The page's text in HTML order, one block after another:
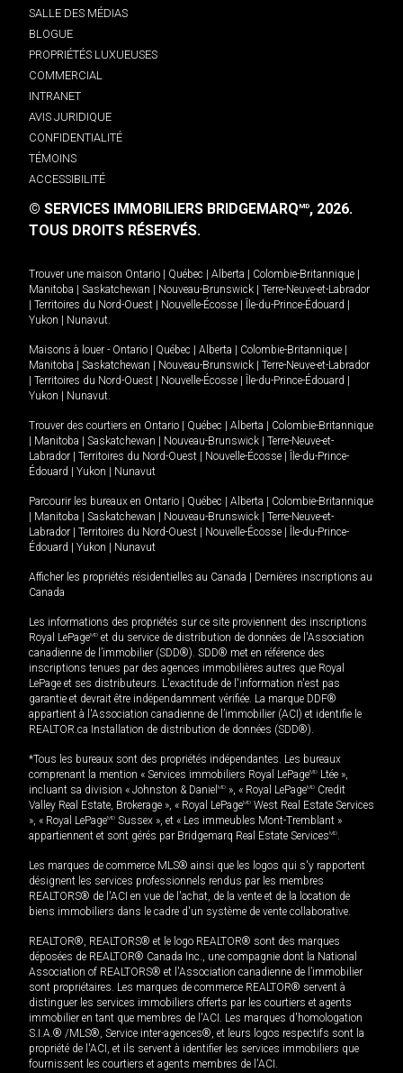
SALLE DES MÉDIAS
BLOGUE
PROPRIÉTÉS LUXUEUSES
COMMERCIAL
INTRANET
AVIS JURIDIQUE
CONFIDENTIALITÉ
TÉMOINS
ACCESSIBILITÉ
© SERVICES IMMOBILIERS BRIDGEMARQMD, 2026.
TOUS DROITS RÉSERVÉS.
Trouver une maison Ontario Québec Alberta Colombie-Britannique
Manitoba
Saskatchewan Nouveau-Brunswick
Terre-Neuve-et-Labrador
Territoires du Nord-Ouest Nouvelle-Écosse Île-du-Prince-Édouard
Yukon
Nunavut.
Maisons à louer - Ontario Québec Alberta Colombie-Britannique
Manitoba
Saskatchewan Nouveau-Brunswick
Terre-Neuve-et-Labrador
Territoires du Nord-Ouest Nouvelle-Écosse Île-du-Prince-Édouard
Yukon
Nunavut.
Trouver des courtiers en Ontario Québec Alberta
Colombie-Britannique
Manitoba Saskatchewan Nouveau-Brunswick
Terre-Neuve-et-
Labrador
Territoires du Nord-Ouest Nouvelle-Écosse
Île-du-Prince-
Édouard
Yukon Nunavut
Parcourir les bureaux en Ontario Québec Alberta
Colombie-Britannique
Manitoba Saskatchewan Nouveau-Brunswick
Terre-Neuve-et-
Labrador
Territoires du Nord-Ouest Nouvelle-Écosse
Île-du-Prince-
Édouard
Yukon Nunavut
Afficher les propriétés résidentielles au Canada
Dernières inscriptions au
Canada
Les informations des propriétés sur ce site proviennent des inscriptions
Royal LePageMD et du service de distribution de données de l'Association
canadienne de l’immobilier (SDD®). SDD® met en référence des
inscriptions tenues par des agences immobilières autres que Royal
LePage et ses distributeurs. L'exactitude de l'information n'est pas
garantie et devrait être indépendamment vérifiée. La marque DDF®
appartient à l'Association canadienne de l’immobilier (ACI) et identifie le
REALTOR.ca Installation de distribution de données (SDD®).
*Tous les bureaux sont des propriétés indépendantes. Les bureaux
comprenant la mention « Services immobiliers Royal LePageMD Ltée »,
incluant sa division « Johnston & Daniel MD », « Royal LePageMD Credit
Valley Real Estate, Brokerage », « Royal LePageMD West Real Estate Services
», « Royal LePageMD Sussex », et « Les immeubles Mont-Tremblant »
appartiennent et sont gérés par Bridgemarq Real Estate ServicesMD.
Les marques de commerce MLS® ainsi que les logos qui s'y rapportent
désignent les services professionnels rendus par les membres
REALTORS® de l'ACI en vue de l'achat, de la vente et de la location de
biens immobiliers dans le cadre d'un système de vente collaborative.
REALTOR®, REALTORS® et le logo REALTOR® sont des marques
déposées de REALTOR® Canada Inc., une compagnie dont la National
Association of REALTORS® et l'Association canadienne de l’immobilier
sont propriétaires. Les marques de commerce REALTOR® servent à
distinguer les services immobiliers offerts par les courtiers et agents
immobilier en tant que membres de l'ACI. Les marques d'homologation
S.I.A.® /MLS®, Service inter-agences®, et leurs logos respectifs sont la
propriété de l'ACI, et ils servent à identifier les services immobiliers que
fournissent les courtiers et agents membres de l'ACI.